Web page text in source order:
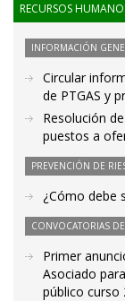
RECURSOS
INFORMACIÓN
Circular
de PTGAS y
Resolución
puestos a
PREVENCIÓN DE
¿Cómo debe
CONVOCATORIAS
Primer
Asociado
público curso